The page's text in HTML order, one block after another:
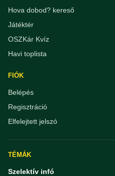
Hova dobod? kereső
Játéktér
OSZKár Kvíz
Havi toplista
FIÓK
Belépés
Regisztráció
Elfelejtett jelszó
TÉMÁK
Szelektív infó